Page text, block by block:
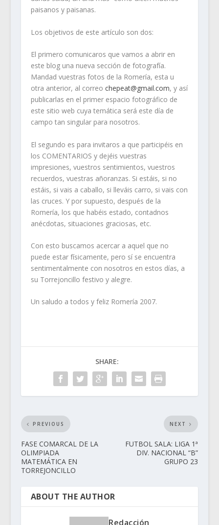
paisanos y paisanas.
Los objetivos de este artículo son dos:
El primero comunicaros que vamos a abrir en
este blog una nueva sección de fotografía.
Mandad vuestras fotos de la Romería, esta u
otra anterior, al correo chepeat@gmail.com, y así
publicarlas en el primer espacio fotográfico de
este sitio web cuya temática será este día de
campo tan singular para nosotros.
El segundo es para invitaros a que participéis en
los COMENTARIOS y dejéis vuestras
impresiones, vuestros sentimientos, vuestros
recuerdos, vuestras añoranzas. Si estáis, si no
estáis, si vais a caballo, si lleváis carro, si vais con
las cruces. Y por supuesto, después de la
Romería, los que habéis estado, contadnos
anécdotas, situaciones graciosas, etc.
Con esto buscamos acercar a aquel que no
puede estar físicamente, pero sí se encuentra
sentimentalmente con nosotros en estos días, a
su Torrejoncillo festivo y alegre.
Un saludo a todos y feliz Romería 2007.
SHARE:
PREVIOUS
FASE COMARCAL DE LA
OLIMPIADA
MATEMÁTICA EN
TORREJONCILLO
NEXT
FUTBOL SALA: LIGA 1ª
DIV. NACIONAL “B”
GRUPO 23
ABOUT THE AUTHOR
Redacción